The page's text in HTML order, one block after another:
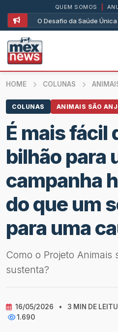
O Desafio da Saúde Única
QUEM SOMOS
HOME COLUNAS
COLUNAS ANIMAIS SÃO
É mais fácil
bilhão para
campanha
do que um
para uma
Como o Projeto Animais
sustenta?
16/05/2026 • 3 MIN DE
1.690